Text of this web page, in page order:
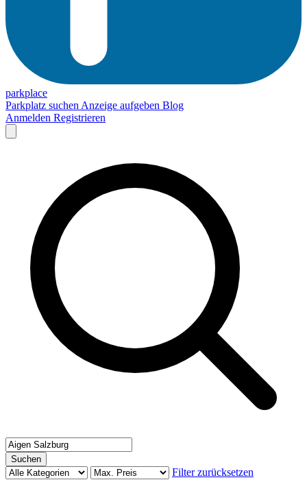
parkplace
Parkplatz suchen Anzeige aufgeben Blog
Anmelden Registrieren
Suchen
Filter zurücksetzen